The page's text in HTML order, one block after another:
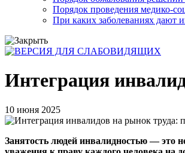
Порядок проведения медико-
При каких заболеваниях дают
Интеграция
10 июня 2025
Занятость людей инвалидностью — это